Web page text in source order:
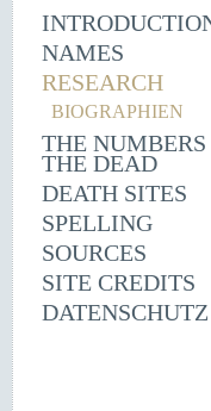
NAMES
RESEARCH
BIOGRAPHIEN
THE NUMBERS
THE DEAD
DEATH SITES
SPELLING
SOURCES
SITE CREDITS
DATENSCHUTZ